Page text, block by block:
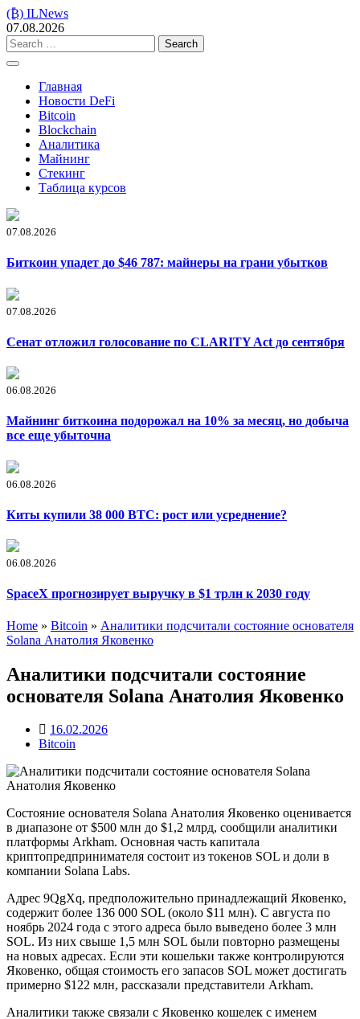
Skip
to
content
(₿) ILNews
07.08.2026
Search
for:
Главная
Новости DeFi
Bitcoin
Blockchain
Аналитика
Майнинг
Стекинг
Таблица курсов
07.08.2026
Биткоин упадет до $46 787: майнеры на грани убытков
07.08.2026
Сенат отложил голосование по CLARITY Act до сентября
06.08.2026
Майнинг биткоина подорожал на 10% за месяц, но добыча
все еще убыточна
06.08.2026
Киты купили 38 000 BTC: рост или усреднение?
06.08.2026
SpaceX прогнозирует выручку в $1 трлн к 2030 году
Home » Bitcoin » Аналитики подсчитали состояние основателя
Solana Анатолия Яковенко
Аналитики подсчитали состояние
основателя Solana Анатолия Яковенко
16.02.2026
Bitcoin
Состояние основателя Solana Анатолия Яковенко оценивается
в диапазоне от $500 млн до $1,2 млрд, сообщили аналитики
платформы Arkham. Основная часть капитала
криптопредпринимателя состоит из токенов SOL и доли в
компании Solana Labs.
Адрес 9QgXq, предположительно принадлежащий Яковенко,
содержит более 136 000 SOL (около $11 млн). С августа по
ноябрь 2024 года с этого адреса было выведено более 3 млн
SOL. Из них свыше 1,5 млн SOL были повторно размещены
на новых адресах. Если эти кошельки также контролируются
Яковенко, общая стоимость его запасов SOL может достигать
примерно $122 млн, рассказали представители Arkham.
Аналитики также связали с Яковенко кошелек с именем